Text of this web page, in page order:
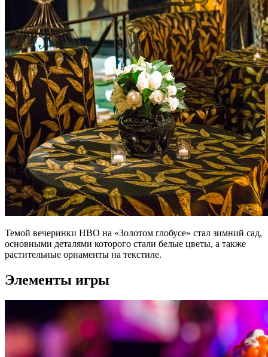
Темой вечеринки HBO на «Золотом глобусе» стал зимний сад,
основными деталями которого стали белые цветы, а также
растительные орнаменты на текстиле.
Элементы игры